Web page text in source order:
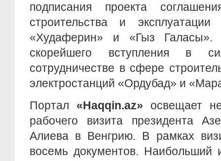
подписания проекта
строительства и
«Худаферин» и «Гыз Галасы».
скорейшего вступления в
сотрудничестве в сфере
электростанций «Ордубад» и
Портал «Haqqin.az» освещает
рабочего визита президента
Алиева в Венгрию. В рамках
восемь документов. Наибольший